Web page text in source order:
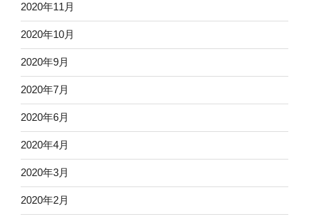
2020年11月
2020年10月
2020年9月
2020年7月
2020年6月
2020年4月
2020年3月
2020年2月